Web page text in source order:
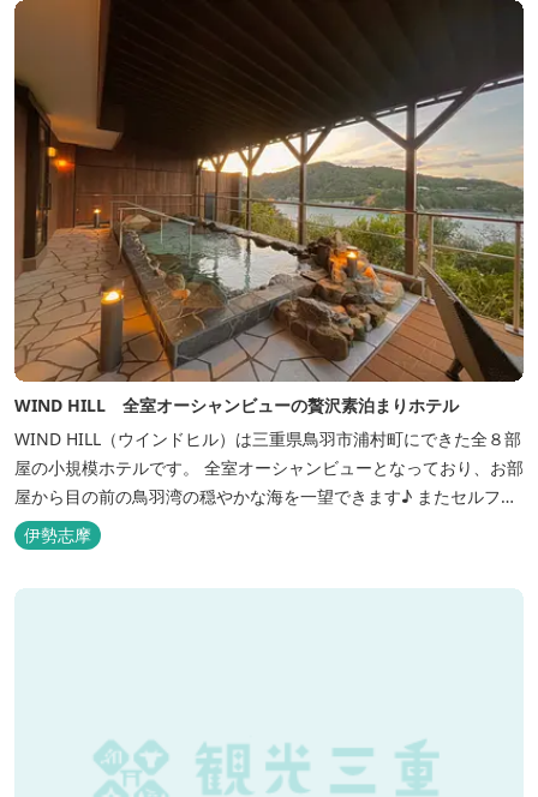
WIND HILL 全室オーシャンビューの贅沢素泊まりホテル
WIND HILL（ウインドヒル）は三重県鳥羽市浦村町にできた全８部
屋の小規模ホテルです。 全室オーシャンビューとなっており、お部
屋から目の前の鳥羽湾の穏やかな海を一望できます♪ またセルフチ
ェックイン方式を採用しているため、好きな時間に非対面でチェッ
クインが可能です。 食事提供や接客サービスがない分、リーズナブ
伊勢志摩